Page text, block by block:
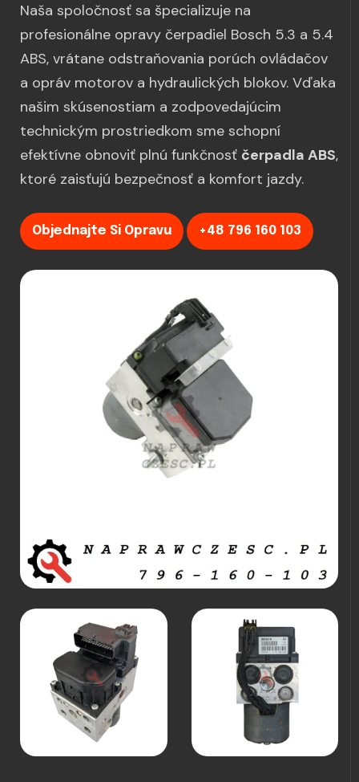
Naša spoločnosť sa špecializuje na
profesionálne opravy čerpadiel Bosch 5.3 a 5.4
ABS, vrátane odstraňovania porúch ovládačov
a opráv motorov a hydraulických blokov. Vďaka
našim skúsenostiam a zodpovedajúcim
technickým prostriedkom sme schopní
efektívne obnoviť plnú funkčnosť čerpadla ABS,
ktoré zaisťujú bezpečnosť a komfort jazdy.
Objednajte Si Opravu +48 796 160 103